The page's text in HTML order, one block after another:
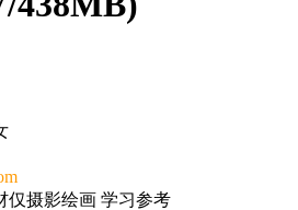
仅摄影绘画 学习参考